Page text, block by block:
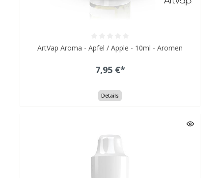
ArtVap Aroma - Apfel / Apple - 10ml - Aromen
7,95 €*
Details